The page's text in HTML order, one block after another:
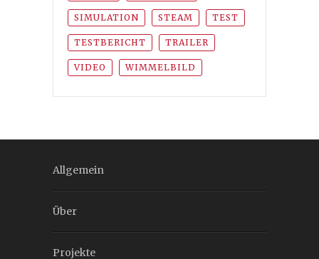
SIMULATION STEAM TEST
TESTBERICHT TRAILER
VIDEO WIMMELBILD
Allgemein
Über
Projekte